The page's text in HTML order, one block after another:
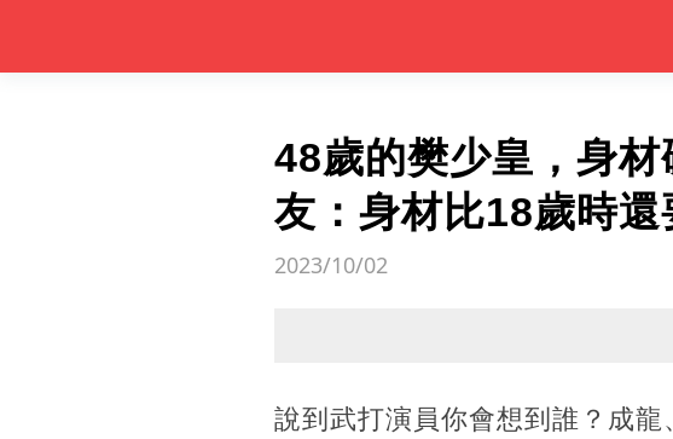
48歲的樊少皇，身
友：身材比18歲時還
2023/10/02
說到武打演員你會想到誰？成